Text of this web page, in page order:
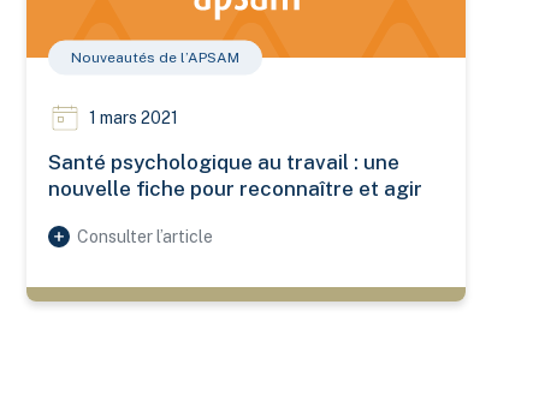
Nouveautés de l’APSAM
1 mars 2021
Santé psychologique au travail : une
nouvelle fiche pour reconnaître et agir
Consulter l’article